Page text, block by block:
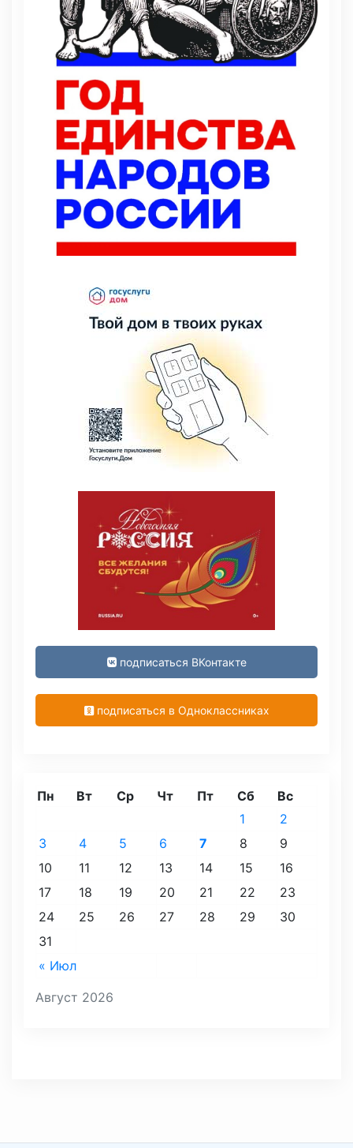
подписаться ВКонтакте
подписаться в Одноклассниках
Август 2026
Пн Вт Ср Чт Пт Сб Вс
« Июл
1
2
3
4 5 6 7 8
9
10
11 12 13 14 15
16
17
18 19 20 21 22
23
24
25 26 27 28 29
30
31